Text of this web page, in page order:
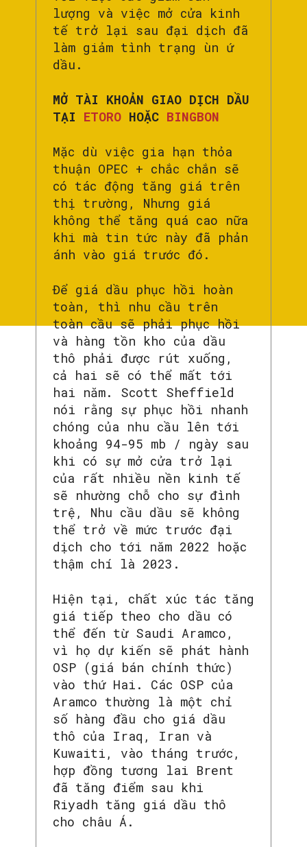
lượng và việc mở cửa kinh
tế trở lại sau đại dịch đã
làm giảm tình trạng ùn ứ
dầu.
MỞ TÀI KHOẢN GIAO DỊCH DẦU
TẠI ETORO HOẶC BINGBON
Mặc dù việc gia hạn thỏa
thuận OPEC + chắc chắn sẽ
có tác động tăng giá trên
thị trường, Nhưng giá
không thể tăng quá cao nữa
khi mà tin tức này đã phản
ánh vào giá trước đó.
Để giá dầu phục hồi hoàn
toàn, thì nhu cầu trên
toàn cầu sẽ phải phục hồi
và hàng tồn kho của dầu
thô phải được rút xuống,
cả hai sẽ có thể mất tới
hai năm. Scott Sheffield
nói rằng sự phục hồi nhanh
chóng của nhu cầu lên tới
khoảng 94-95 mb / ngày sau
khi có sự mở cửa trở lại
của rất nhiều nền kinh tế
sẽ nhường chỗ cho sự đình
trệ, Nhu cầu dầu sẽ không
thể trở về mức trước đại
dịch cho tới năm 2022 hoặc
thậm chí là 2023.
Hiện tại, chất xúc tác tăng
giá tiếp theo cho dầu có
thể đến từ Saudi Aramco,
vì họ dự kiến ​​sẽ phát hành
OSP (giá bán chính thức)
vào thứ Hai. Các OSP của
Aramco thường là một chỉ
số hàng đầu cho giá dầu
thô của Iraq, Iran và
Kuwaiti, vào tháng trước,
hợp đồng tương lai Brent
đã tăng điểm sau khi
Riyadh tăng giá dầu thô
cho châu Á.